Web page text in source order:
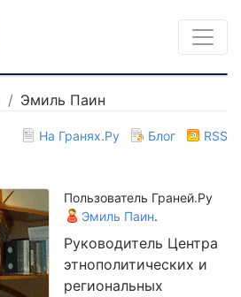
Эмиль Паин
На Гранях.Ру Блог RSS
Пользователь Граней.Ру
Эмиль Паин.
Руководитель Центра
этнополитических и
региональных